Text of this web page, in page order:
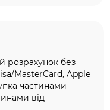
розрахунок без
MasterCard, Apple
частинами
від